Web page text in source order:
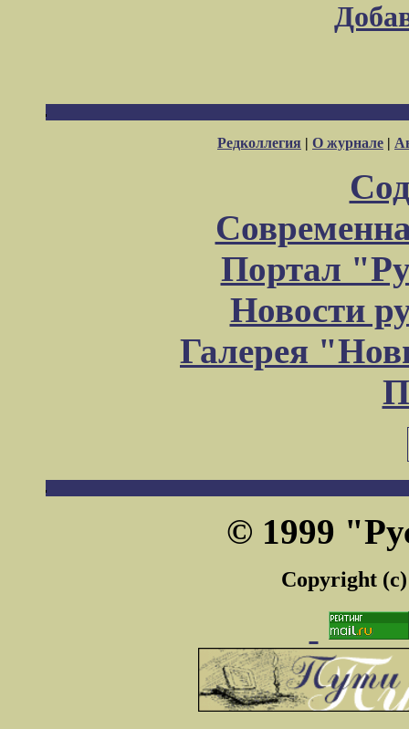
Редколлегия | О журнале |
Портал
Новости
Галерея
© 1999
Copyright